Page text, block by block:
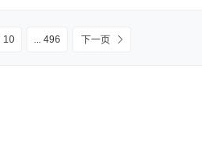
10 ... 496 下一页